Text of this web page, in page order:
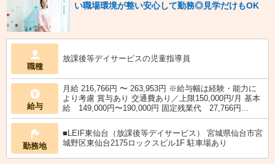
い職場環境が整い安心して勤務◎見学だけもOK
職種
放課後等デイサービスの児童指導員
給与
月給 216,766円 〜 263,953円 ※給与幅は経験・能力に
より考慮 賞与あり 交通費あり／上限150,000円/月 基本
給 149,000円〜190,000円 固定残業代 27,766円...
勤務地
■LEIF東仙台（放課後等デイサービス） 宮城県仙台市宮
城野区東仙台2175ロックスビル1F 駐車場あり